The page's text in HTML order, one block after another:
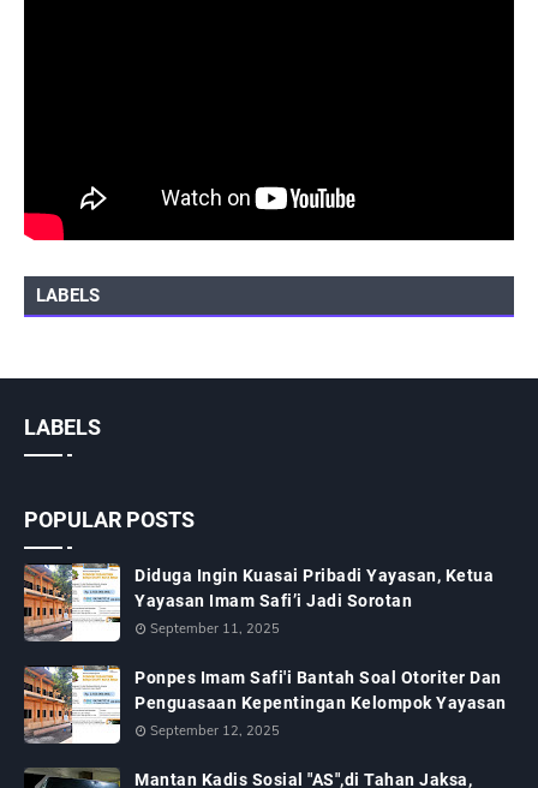
LABELS
LABELS
POPULAR POSTS
Diduga Ingin Kuasai Pribadi Yayasan, Ketua
Yayasan Imam Safi’i Jadi Sorotan
September 11, 2025
Ponpes Imam Safi'i Bantah Soal Otoriter Dan
Penguasaan Kepentingan Kelompok Yayasan
September 12, 2025
Mantan Kadis Sosial "AS",di Tahan Jaksa,